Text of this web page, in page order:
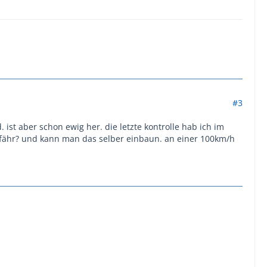
#3
aber schon ewig her. die letzte kontrolle hab ich im
und kann man das selber einbaun. an einer 100km/h